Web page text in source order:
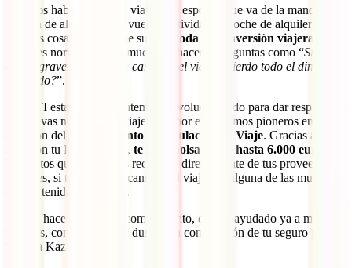
Estamos hablando de un viaje muy especial que va de la mano de
reserva de alojamientos, vuelos, actividades, coche de alquiler y
muchas cosas más, lo que supone
toda una inversión viajera
como es normal, lleva a muchos a hacerse preguntas como “Si una
causa grave me obliga a cancelar el viaje, ¿pierdo todo el dinero
invertido?”.
En IATI estamos constantemente evolucionando para dar respuesta a
las nuevas necesidades viajeras y, por ello, fuimos pioneros en la
creación del
Complemento de Anulación de Viaje. Gracias a él, y
solo con tu IATI Estrella, te reembolsaremos hasta 6.000 euros
los gastos que no puedas recuperar directamente de tus proveedores
oficiales, si tuvieras que cancelar el viaje por alguna de las muchas
causas tenidas en cuenta.
Podrás hacerte con este complemento, que ha ayudado ya a miles de
viajeros, con un solo clic durante la contratación de tu seguro para
viajar a Kazajistán.